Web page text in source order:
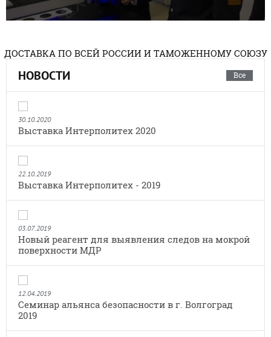
ДОСТАВКА ПО ВСЕЙ РОССИИ И ТАМОЖЕННОМУ СОЮЗУ
НОВОСТИ Все
30.10.2020
Выставка Интерполитех 2020
22.10.2019
Выставка Интерполитех - 2019
03.07.2019
Новый реагент для выявления следов на мокрой
поверхности МДР
12.04.2019
Семинар альянса безопасности в г. Волгоград
2019